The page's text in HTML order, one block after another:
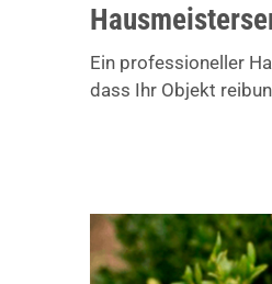
Ein professioneller
dass Ihr Objekt